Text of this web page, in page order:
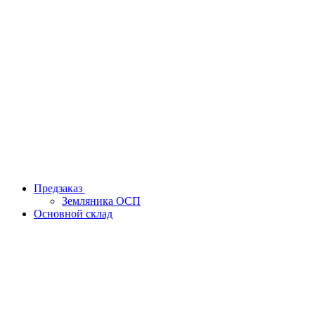
Предзаказ
Земляника ОСП
Основной склад